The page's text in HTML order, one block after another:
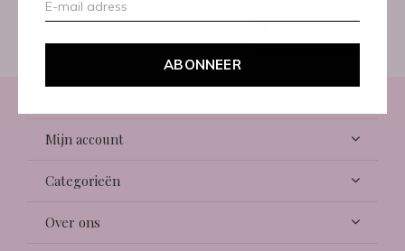
ABONNEER
Mijn account
Categorieën
Over ons